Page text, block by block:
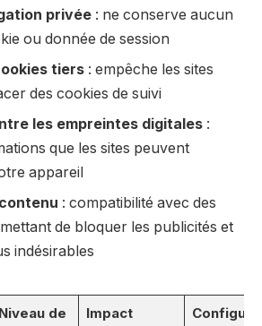
privée : ne conserve aucun
ou donnée de session
tiers : empêche les sites
des cookies de suivi
les empreintes digitales :
que les sites peuvent
appareil
: compatibilité avec des
de bloquer les publicités et
indésirables
Niveau de
Impact